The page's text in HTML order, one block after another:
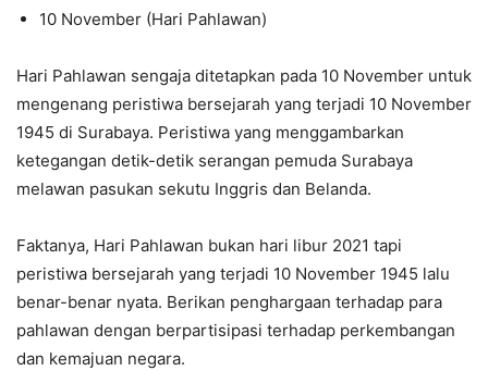
10 November (Hari Pahlawan)
Hari Pahlawan sengaja ditetapkan pada 10 November untuk
mengenang peristiwa bersejarah yang terjadi 10 November
1945 di Surabaya. Peristiwa yang menggambarkan
ketegangan detik-detik serangan pemuda Surabaya
melawan pasukan sekutu Inggris dan Belanda.
Faktanya, Hari Pahlawan bukan hari libur 2021 tapi
peristiwa bersejarah yang terjadi 10 November 1945 lalu
benar-benar nyata. Berikan penghargaan terhadap para
pahlawan dengan berpartisipasi terhadap perkembangan
dan kemajuan negara.